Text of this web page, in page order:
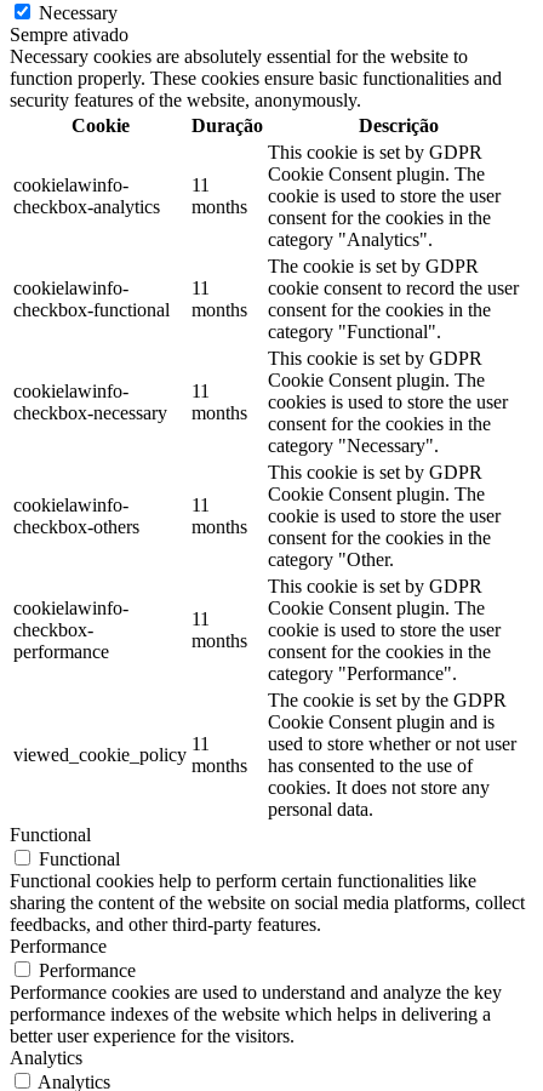
Necessary
Sempre ativado
Necessary cookies are absolutely essential for the website to
function properly. These cookies ensure basic functionalities and
security features of the website, anonymously.
Cookie
Duração Descrição
cookielawinfo-
checkbox-analytics
11
months
This cookie is set by GDPR
Cookie Consent plugin. The
cookie is used to store the user
consent for the cookies in the
category "Analytics".
cookielawinfo-
checkbox-functional
11
months
The cookie is set by GDPR
cookie consent to record the user
consent for the cookies in the
category "Functional".
cookielawinfo-
checkbox-necessary
11
months
This cookie is set by GDPR
Cookie Consent plugin. The
cookies is used to store the user
consent for the cookies in the
category "Necessary".
cookielawinfo-
checkbox-others
11
months
This cookie is set by GDPR
Cookie Consent plugin. The
cookie is used to store the user
consent for the cookies in the
category "Other.
cookielawinfo-
checkbox-
performance
11
months
This cookie is set by GDPR
Cookie Consent plugin. The
cookie is used to store the user
consent for the cookies in the
category "Performance".
viewed_cookie_policy
11
months
The cookie is set by the GDPR
Cookie Consent plugin and is
used to store whether or not user
has consented to the use of
cookies. It does not store any
personal data.
Functional
Functional
Functional cookies help to perform certain functionalities like
sharing the content of the website on social media platforms, collect
feedbacks, and other third-party features.
Performance
Performance
Performance cookies are used to understand and analyze the key
performance indexes of the website which helps in delivering a
better user experience for the visitors.
Analytics
Analytics